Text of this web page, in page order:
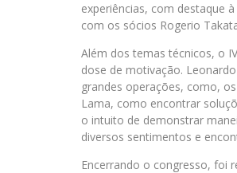
experiências, com destaque
com os sócios Rogerio
Além dos temas técnicos, o
dose de motivação.
grandes operações, como,
Lama, como encontrar
o intuito de demonstrar
diversos sentimentos e
Encerrando o congresso, foi